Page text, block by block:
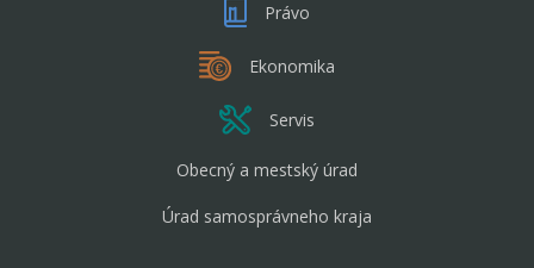
Právo
Ekonomika
Servis
Obecný a mestský úrad
Úrad samosprávneho kraja